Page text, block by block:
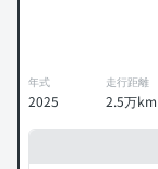
年式
2025
走行距離
2.5万km